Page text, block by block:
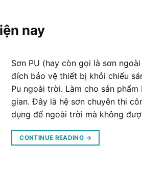
nay
Sơn PU (hay còn gọi là sơn
đích bảo vệ thiết bị khỏi chiếu
Pu ngoài trời. Làm cho sản
gian. Đây là hệ sơn chuyên thi
dụng để ngoài trời mà không
CONTINUE READING →